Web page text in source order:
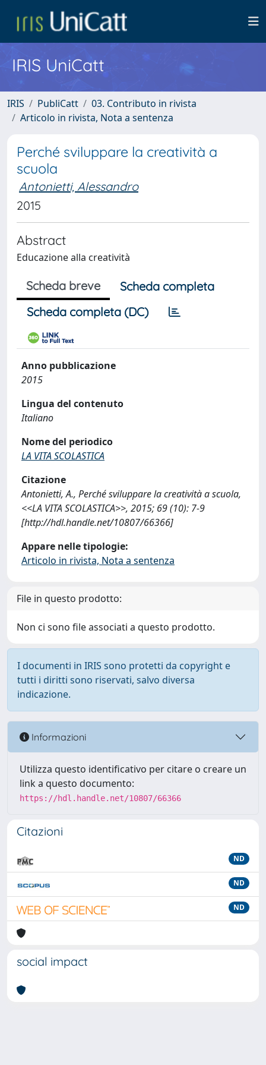
IRIS UniCatt
IRIS PubliCatt
03. Contributo in rivista
Articolo in rivista, Nota a sentenza
Perché sviluppare la creatività a
scuola
Antonietti, Alessandro
2015
Abstract
Educazione alla creatività
Scheda breve
Scheda completa
Scheda completa (DC)
Anno pubblicazione
2015
Lingua del contenuto
Italiano
Nome del periodico
LA VITA SCOLASTICA
Citazione
Antonietti, A., Perché sviluppare la creatività a scuola,
<<LA VITA SCOLASTICA>>, 2015; 69 (10): 7-9
[http://hdl.handle.net/10807/66366]
Appare nelle tipologie:
Articolo in rivista, Nota a sentenza
File in questo prodotto:
Non ci sono file associati a questo prodotto.
I documenti in IRIS sono protetti da copyright e
tutti i diritti sono riservati, salvo diversa
indicazione.
Informazioni
Utilizza questo identificativo per citare o creare un
link a questo documento:
https://hdl.handle.net/10807/66366
Citazioni
ND
ND
ND
social impact